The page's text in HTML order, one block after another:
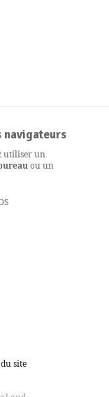
navigateurs
utiliser un
ou un
site